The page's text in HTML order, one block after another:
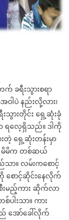
ဘက် ခရီးသွားစရာ
ါပဲ နည်းလို့လား၊
သွားတိုင်း ရှေ့ဆုံးခုံ
ရလေ့ရှိသည်။ ဒါကို
တဲ့ ရှေ့ဆုံးတန်းမှာ
း မိမိက တစ်ဆယ်
ာ။ လမ်းကစောင့်
စောင့်ဆိုင်းနေလိုက်
းမည့်ကား ဆိုက်လာ
ါးသာ။ ကား
အော်ခေါ်လိုက်